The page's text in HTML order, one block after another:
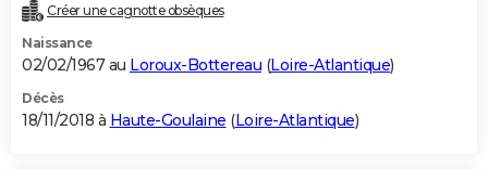
Créer une cagnotte obsèques
Naissance
02/02/1967 au Loroux-Bottereau (Loire-Atlantique)
Décès
18/11/2018 à Haute-Goulaine (Loire-Atlantique)